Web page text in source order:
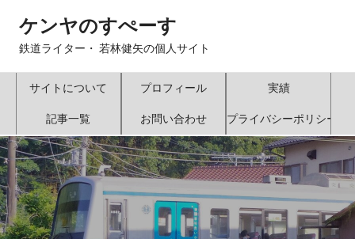
ン
キ
ッ
プ
ケンヤのすぺーす
鉄道ライター・ 若林健矢の個人サイト
サイトについて プロフィール
実績
記事一覧
お問い合わせ プライバシーポリシー